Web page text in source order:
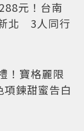
元！台南
新北 3人同行
！寶格麗限
鍊甜蜜告白